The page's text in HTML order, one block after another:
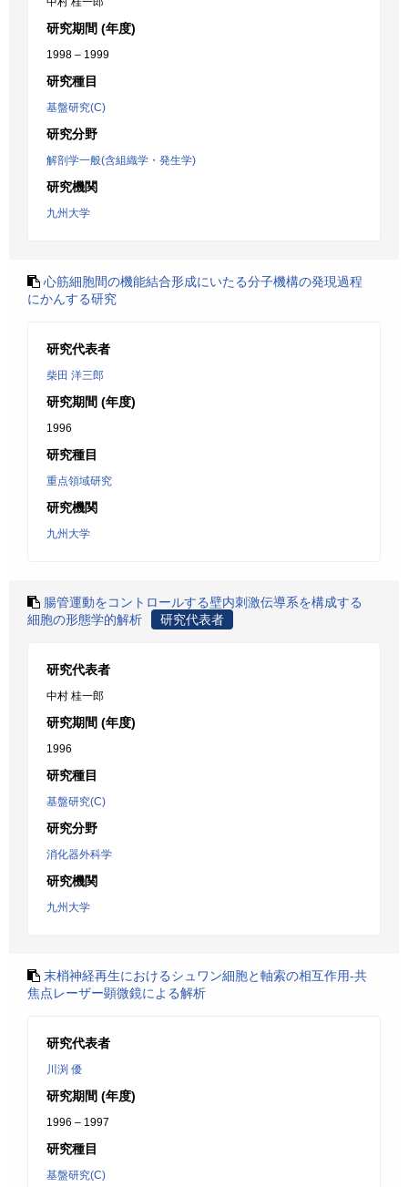
研究期間 (年度)
1998 – 1999
研究種目
基盤研究(C)
研究分野
解剖学一般(含組織学・発生学)
研究機関
九州大学
心筋細胞間の機能結合形成にいたる分子機構の発現過程
にかんする研究
研究代表者
柴田 洋三郎
研究期間 (年度)
1996
研究種目
重点領域研究
研究機関
九州大学
腸管運動をコントロールする壁内刺激伝導系を構成する
細胞の形態学的解析
研究代表者
研究代表者
中村 桂一郎
研究期間 (年度)
1996
研究種目
基盤研究(C)
研究分野
消化器外科学
研究機関
九州大学
末梢神経再生におけるシュワン細胞と軸索の相互作用-共
焦点レーザー顕微鏡による解析
研究代表者
川渕 優
研究期間 (年度)
1996 – 1997
研究種目
基盤研究(C)